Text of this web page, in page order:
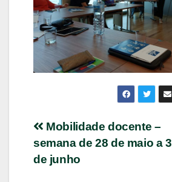
Post
navigation
Mobilidade docente –
semana de 28 de maio a 3
de junho